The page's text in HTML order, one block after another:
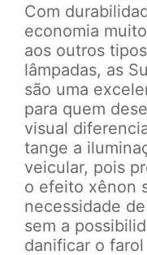
Com
economia
aos outros
lâmpadas, as
são uma
para quem
visual
tange a
veicular, pois
o efeito xênon
necessidade
sem a
danificar o